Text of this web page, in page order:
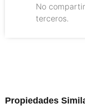
No
terceros.
Propiedades